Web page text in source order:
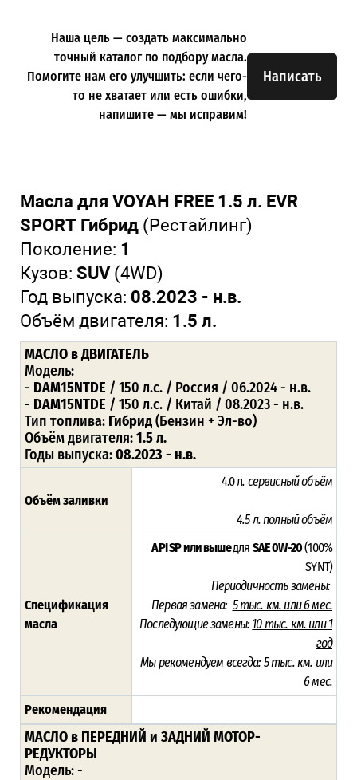
Написать
Наша цель — создать максимально
точный каталог по подбору масла.
Помогите нам его улучшить: если чего-
то не хватает или есть ошибки,
напишите — мы исправим!
Масла для VOYAH FREE 1.5 л. EVR
SPORT Гибрид (Рестайлинг)
Поколение: 1
Кузов: SUV (4WD)
Год выпуска: 08.2023 - н.в.
Объём двигателя: 1.5 л.
МАСЛО в ДВИГАТЕЛЬ
Модель:
- DAM15NTDE / 150 л.с. / Россия / 06.2024 - н.в.
- DAM15NTDE / 150 л.с. / Китай / 08.2023 - н.в.
Тип топлива: Гибрид(Бензин + Эл-во)
Объём двигателя:1.5 л.
Годы выпуска:08.2023 - н.в.
Объём заливки
4.0 л. сервисный объём
4.5 л. полный объём
Спецификация
масла
API SP или вышедля SAE 0W-20(100%
SYNT)
Периодичность замены:
Первая замена: 5 тыс. км. или 6 мес.
Последующие замены: 10 тыс. км. или 1
год
Мы рекомендуем всегда: 5 тыс. км. или
6 мес.
Рекомендация
МАСЛО в ПЕРЕДНИЙ и ЗАДНИЙ МОТОР-
РЕДУКТОРЫ
Модель:-